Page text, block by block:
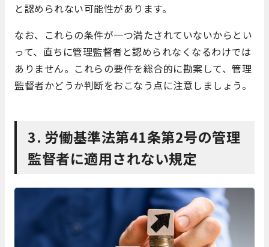
と認められない可能性があります。
なお、これらの条件が一つ満たされていないからとい
って、直ちに管理監督者と認められなくなるわけでは
ありません。これらの要件を総合的に勘案して、管理
監督者かどうか判断をおこなう点に注意しましょう。
3. 労働基準法第41条第2号の管理
監督者に適用されない規定